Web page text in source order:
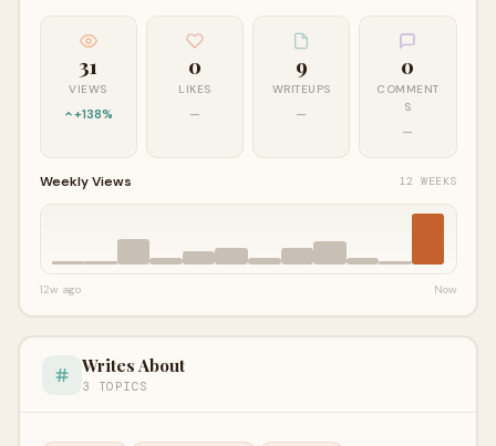
31
VIEWS
+138%
0
LIKES
—
9
WRITEUPS
—
0
COMMENT
S
—
Weekly Views 12 WEEKS
12w ago Now
Writes About
3 TOPICS